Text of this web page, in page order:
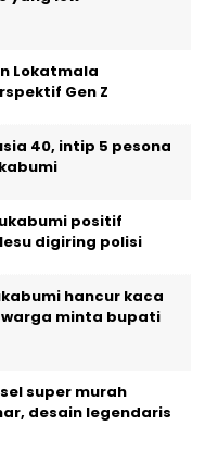
Lokatmala
Gen Z
40, intip 5 pesona
positif
digiring polisi
hancur kaca
minta bupati
super murah
desain legendaris